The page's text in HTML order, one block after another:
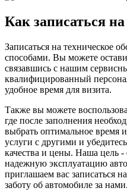
Как записаться
Записаться на техническое
способами. Вы можете
связавшись с нашим
квалифицированный
удобное время для визита.
Также вы можете
где после заполнения
выбрать оптимальное время
услуги с другими и
качества и цены. Наша цель -
надежную эксплуатацию
приглашаем вас записаться
заботу об автомобиле за нами.